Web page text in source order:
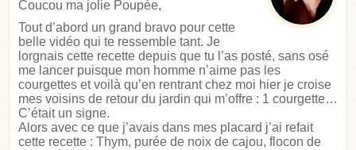
Coucou ma jolie Poupée,
Tout d’abord un grand bravo pour cette
belle vidéo qui te ressemble tant. Je
lorgnais cette recette depuis que tu l’as posté, sans osé
me lancer puisque mon homme n’aime pas les
courgettes et voilà qu’en rentrant chez moi hier je croise
mes voisins de retour du jardin qui m’offre : 1 courgette…
C’était un signe.
Alors avec ce que j’avais dans mes placard j’ai refait
cette recette : Thym, purée de noix de cajou, flocon de